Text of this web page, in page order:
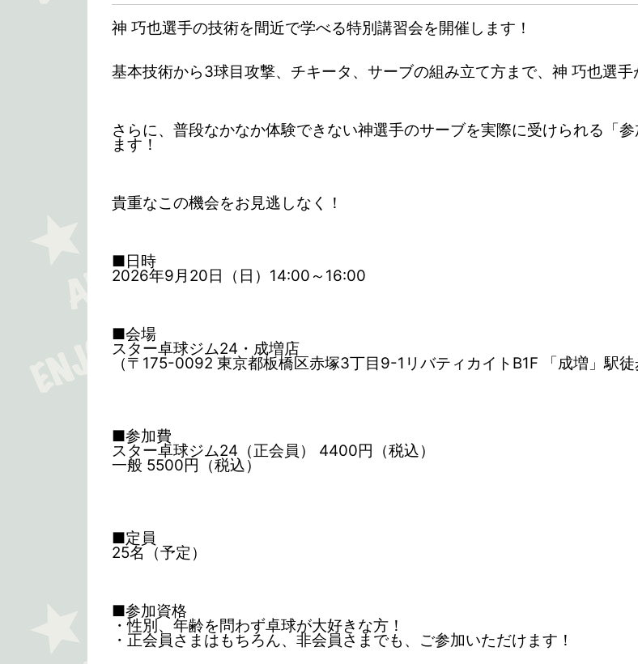
神 巧也選手の技術を間近で学べる特別講習会を開催します！
基本技術から3球目攻撃、チキータ、サーブの組み立て方まで、神 巧也選手
さらに、普段なかなか体験できない神選手のサーブを実際に受けられる「
ます！
貴重なこの機会をお見逃しなく！
■日時
2026年9月20日（日）14:00～16:00
■会場
スター卓球ジム24・成増店
（〒175-0092 東京都板橋区赤塚3丁目9-1リバティカイトB1F 「成増」駅徒
■参加費
スター卓球ジム24（正会員） 4400円（税込）
一般 5500円（税込）
■定員
25名（予定）
■参加資格
・性別、年齢を問わず卓球が大好きな方！
・正会員さまはもちろん、非会員さまでも、ご参加いただけます！